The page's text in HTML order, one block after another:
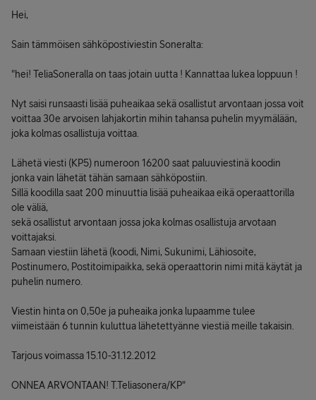
Hei,
Sain tämmöisen sähköpostiviestin Soneralta:
"hei! TeliaSoneralla on taas jotain uutta ! Kannattaa lukea loppuun !
Nyt saisi runsaasti lisää puheaikaa sekä osallistut arvontaan jossa voit
voittaa 30e arvoisen lahjakortin mihin tahansa puhelin myymälään,
joka kolmas osallistuja voittaa.
Lähetä viesti (KP5) numeroon 16200 saat paluuviestinä koodin
jonka vain lähetät tähän samaan sähköpostiin.
Sillä koodilla saat 200 minuuttia lisää puheaikaa eikä operaattorilla
ole väliä,
sekä osallistut arvontaan jossa joka kolmas osallistuja arvotaan
voittajaksi.
Samaan viestiin lähetä (koodi, Nimi, Sukunimi, Lähiosoite,
Postinumero, Postitoimipaikka, sekä operaattorin nimi mitä käytät ja
puhelin numero.
Viestin hinta on 0,50e ja puheaika jonka lupaamme tulee
viimeistään 6 tunnin kuluttua lähetettyänne viestiä meille takaisin.
Tarjous voimassa 15.10-31.12.2012
ONNEA ARVONTAAN! T.Teliasonera/KP"